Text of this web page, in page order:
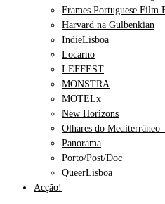
Frames Portuguese Film
Harvard na Gulbenkian
IndieLisboa
Locarno
LEFFEST
MONSTRA
MOTELx
New Horizons
Olhares do Mediterrâneo
Panorama
Porto/Post/Doc
QueerLisboa
Acção!